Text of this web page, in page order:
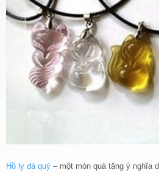
Hồ ly đá quý – một món quà tặng ý nghĩa